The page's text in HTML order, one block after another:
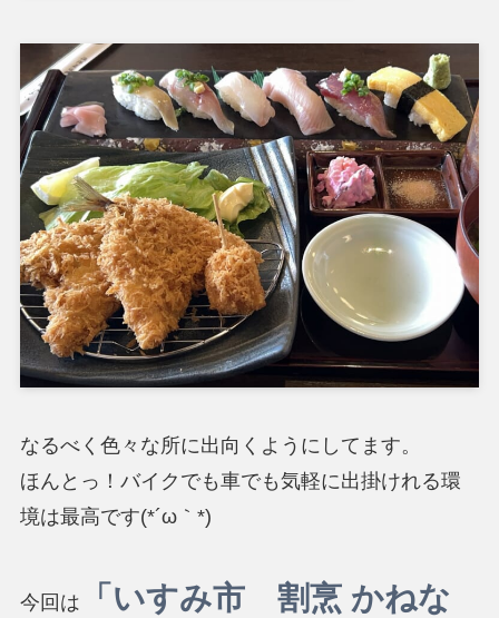
なるべく色々な所に出向くようにしてます。
ほんとっ！バイクでも車でも気軽に出掛けれる環
境は最高です(*´ω｀*)
今回は
「いすみ市 割烹 かねな